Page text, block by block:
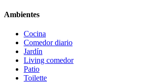
Ambientes
Cocina
Comedor diario
Jardín
Living comedor
Patio
Toilette